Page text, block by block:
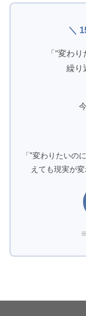
＼
「"変わ
繰り
「"変わりたいの
えても現実が
※